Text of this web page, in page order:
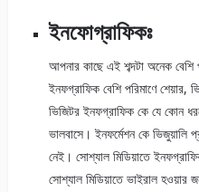
ইনফোগ্রাফিকঃ
আপনার কাছে এই শব্দটা অনেক বেশি
ইনফগ্রাফিক বেশি পরিমাণে
ভিজিটর ইনফগ্রাফিক কে যে কোন
ভালবাসে। ইনফর্মেশন কে
নেই। সোশ্যাল মিডিয়াতে
সোশ্যাল মিডিয়াতে ভাইরাল